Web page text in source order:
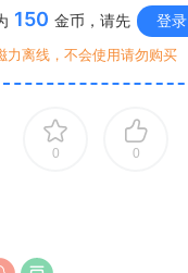
150 金币，请先 登录
力离线，不会使用请勿购买
0 0